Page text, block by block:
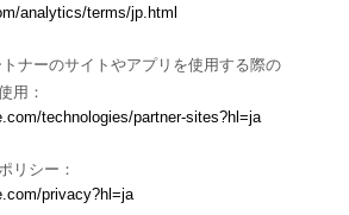
analytics/terms/jp.html
ナーのサイトやアプリを使用する際の
用：
technologies/partner-sites?hl=ja
リシー：
privacy?hl=ja